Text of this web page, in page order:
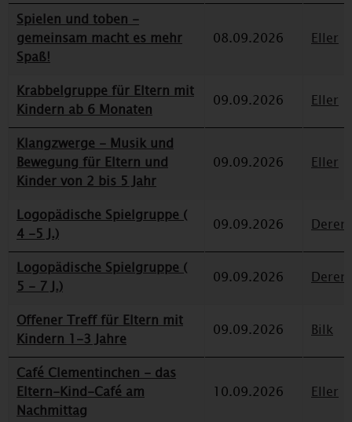
Spielen und toben -
gemeinsam macht es mehr
Spaß!
08.09.2026 Eller
Krabbelgruppe für Eltern mit
Kindern ab 6 Monaten
09.09.2026 Eller
Klangzwerge - Musik und
Bewegung für Eltern und
Kinder von 2 bis 5 Jahr
09.09.2026 Eller
Logopädische Spielgruppe (
4 -5 J.)
09.09.2026
Logopädische Spielgruppe (
5 - 7 J.)
09.09.2026
Offener Treff für Eltern mit
Kindern 1-3 Jahre
09.09.2026 Bilk
Café Clementinchen - das
Eltern-Kind-Café am
Nachmittag
10.09.2026 Eller